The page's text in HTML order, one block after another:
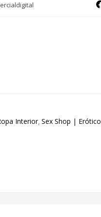
Interior Sex Shop | Erótico